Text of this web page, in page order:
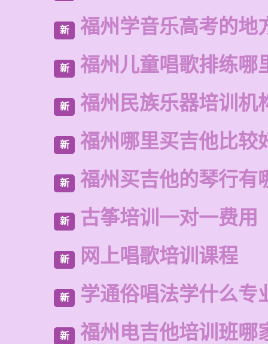
新 福州学音乐高考的地
新 福州儿童唱歌排练哪
新 福州民族乐器培训机
新 福州哪里买吉他比较
新 福州买吉他的琴行有
新 古筝培训一对一费用
新 网上唱歌培训课程
新 学通俗唱法学什么专
新 福州电吉他培训班哪